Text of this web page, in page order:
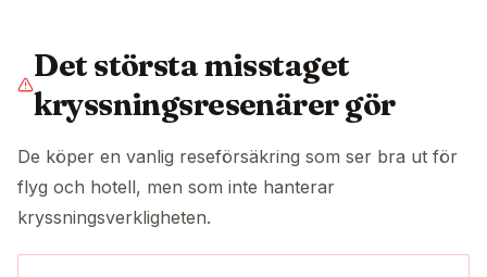
Det största misstaget
kryssningsresenärer gör
De köper en vanlig reseförsäkring som ser bra ut för
flyg och hotell, men som inte hanterar
kryssningsverkligheten.